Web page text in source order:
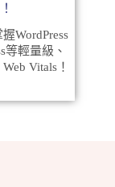
WordPress
等輕量級、
Vitals！